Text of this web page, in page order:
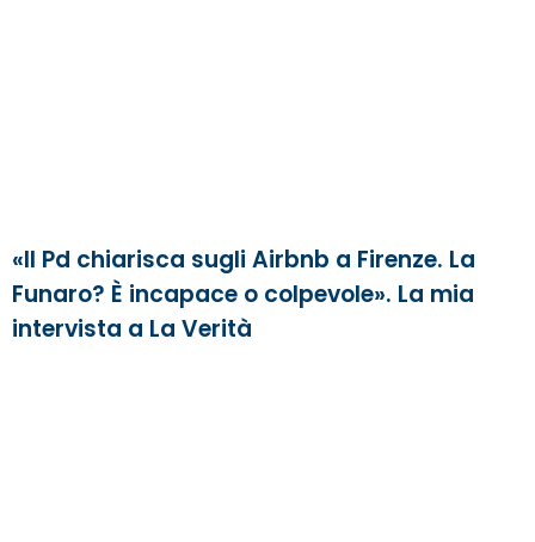
«Il Pd chiarisca sugli Airbnb a Firenze. La
Funaro? È incapace o colpevole». La mia
intervista a La Verità